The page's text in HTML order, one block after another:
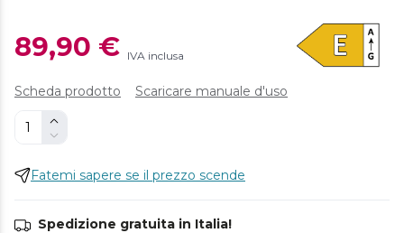
89,90 € IVA inclusa
Scheda prodotto Scaricare manuale d'uso
Fatemi sapere se il prezzo scende
Spedizione gratuita in Italia!